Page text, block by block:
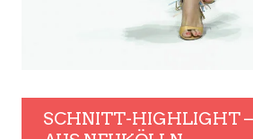
SCHNITT-HIGHLIGHT –